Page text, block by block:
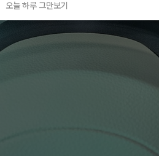
오늘 하루 그만보기